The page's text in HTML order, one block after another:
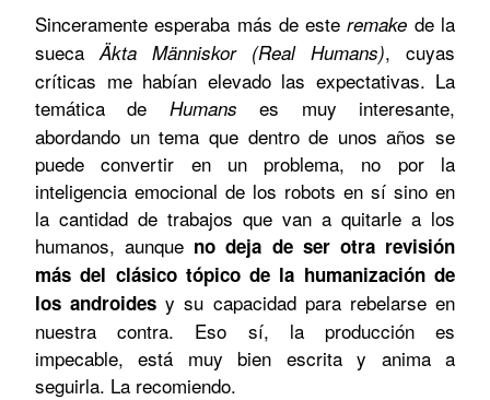
Sinceramente esperaba más de esteremake de la
sueca Äkta Människor (Real Humans), cuyas
críticas me habían elevado las expectativas. La
temática de Humans es muy interesante,
abordando un tema que dentro de unos años se
puede convertir en un problema, no por la
inteligencia emocional de los robots en sí sino en
la cantidad de trabajos que van a quitarle a los
humanos, aunque no deja de ser otra revisión
más del clásico tópico de la humanización de
los androides y su capacidad para rebelarse en
nuestra contra. Eso sí, la producción es
impecable, está muy bien escrita y anima a
seguirla. La recomiendo.